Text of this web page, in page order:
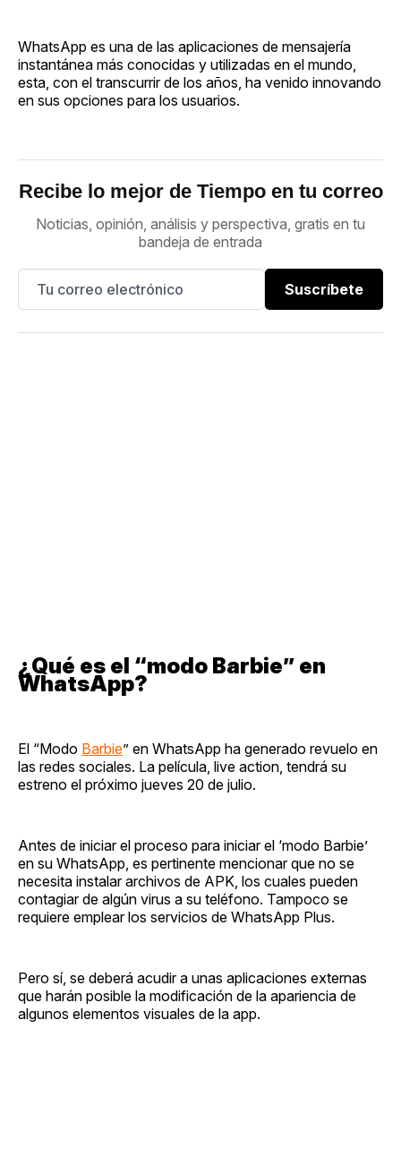
WhatsApp es una de las aplicaciones de mensajería
instantánea más conocidas y utilizadas en el mundo,
esta, con el transcurrir de los años, ha venido innovando
en sus opciones para los usuarios.
Recibe lo mejor de Tiempo en tu correo
Noticias, opinión, análisis y perspectiva, gratis en tu
bandeja de entrada
Suscríbete
¿Qué es el “modo Barbie” en
WhatsApp?
El “Modo Barbie” en WhatsApp ha generado revuelo en
las redes sociales. La película, live action, tendrá su
estreno el próximo jueves 20 de julio.
Antes de iniciar el proceso para iniciar el ‘modo Barbie’
en su WhatsApp, es pertinente mencionar que no se
necesita instalar archivos de APK, los cuales pueden
contagiar de algún virus a su teléfono. Tampoco se
requiere emplear los servicios de WhatsApp Plus.
Pero sí, se deberá acudir a unas aplicaciones externas
que harán posible la modificación de la apariencia de
algunos elementos visuales de la app.